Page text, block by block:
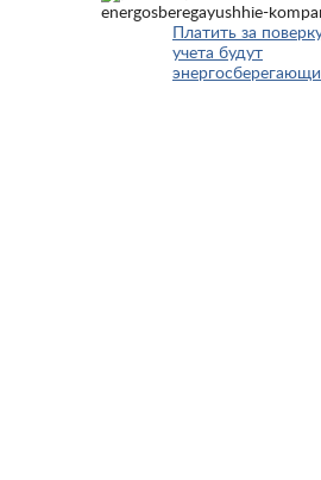
Платить за
учета будут